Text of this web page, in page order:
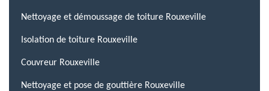
Nettoyage et démoussage de toiture Rouxeville
Isolation de toiture Rouxeville
Couvreur Rouxeville
Nettoyage et pose de gouttière Rouxeville